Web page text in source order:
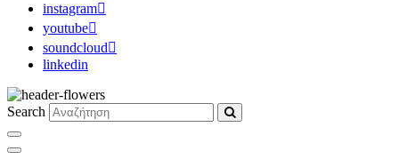
instagram
youtube
soundcloud
linkedin
Search